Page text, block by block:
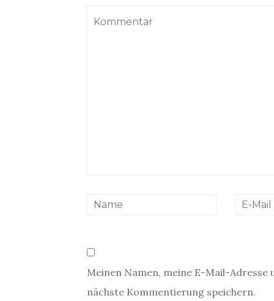
Meinen Namen, meine E-Mail-
nächste Kommentierung speichern.